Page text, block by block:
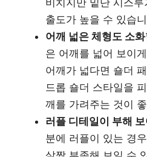
출도가 높을 수 있습
어깨 넓은 체형도 소
은 어깨를 넓어 보이
어깨가 넓다면 숄더
드롭 숄더 스타일을
깨를 가려주는 것이
러플 디테일이 부해
분에 러플이 있는 경